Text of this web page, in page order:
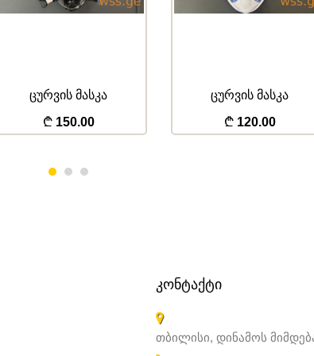
ცურვის მასკა
150.00
ცურვის მასკა
120.00
ᲙᲝᲜᲢᲐᲥᲢᲘ
თბილისი, დინამოს